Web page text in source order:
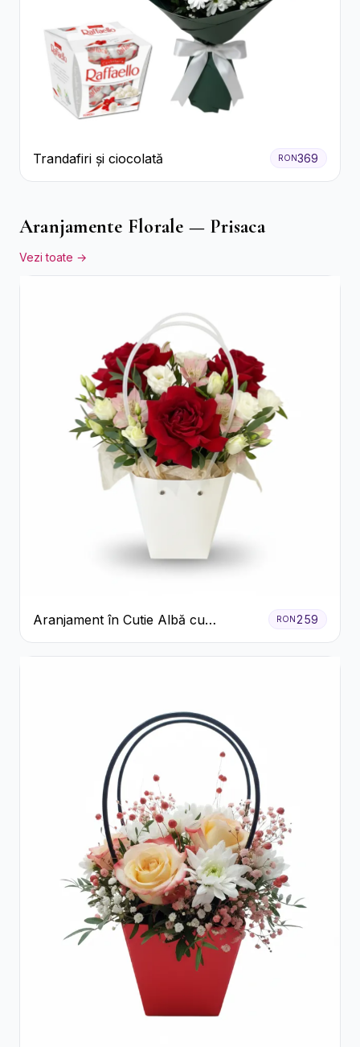
Trandafiri și ciocolată RON369
Aranjamente Florale — Prisaca
Vezi toate →
Aranjament în Cutie Albă cu
Trandafiri Roșii și Lisianthus
RON259